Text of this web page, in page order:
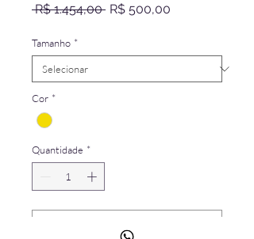
R$ 1.454,00 Preço
R$ 500,00
Tamanho *
Cor *
Quantidade *